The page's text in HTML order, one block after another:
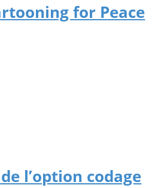
for Peace
l’option codage